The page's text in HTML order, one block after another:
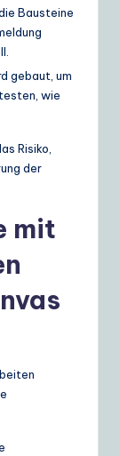
Bausteine
gebaut, um
wie
Risiko,
der
mit